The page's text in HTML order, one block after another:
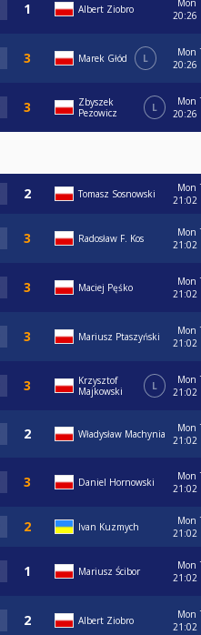
Albert Ziobro
Mon
20:26
Marek Głód L
Mon
20:26
Zbyszek
Pezowicz
L
Mon
20:26
Tomasz Sosnowski
Mon
21:02
Radosław F. Kos
Mon
21:02
Maciej Pęśko
Mon
21:02
Mariusz Ptaszyński
Mon
21:02
Krzysztof
Majkowski
L
Mon
21:02
Władysław Machynia
Mon
21:02
Daniel Hornowski
Mon
21:02
Ivan Kuzmych
Mon
21:02
Mariusz Ścibor
Mon
21:02
Albert Ziobro
Mon
21:02